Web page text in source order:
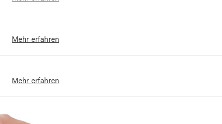
Mehr erfahren
Mehr erfahren